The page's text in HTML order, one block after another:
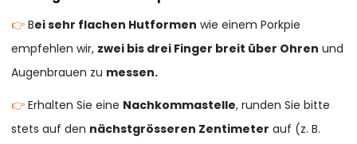
👉Bei sehr flachen Hutformen wie einem Porkpie
empfehlen wir, zwei bis drei Finger breit über Ohren und
Augenbrauen zu messen.
👉Erhalten Sie eine Nachkommastelle, runden Sie bitte
stets auf den nächstgrösseren Zentimeter auf (z. B.